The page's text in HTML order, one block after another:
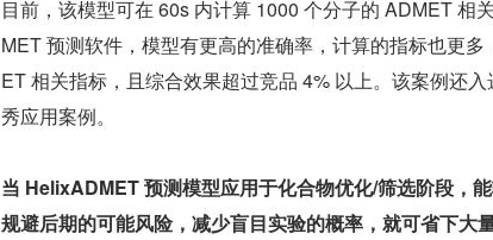
目前，该模型可在 60s 内计算 1000 个分子的 ADMET 相
MET 预测软件，模型有更高的准确率，计算的指标也更
ET 相关指标，且综合效果超过竞品 4% 以上。该案例还
秀应用案例。
当 HelixADMET 预测模型应用于化合物优化/筛选阶段，
规避后期的可能风险，减少盲目实验的概率，就可省下大